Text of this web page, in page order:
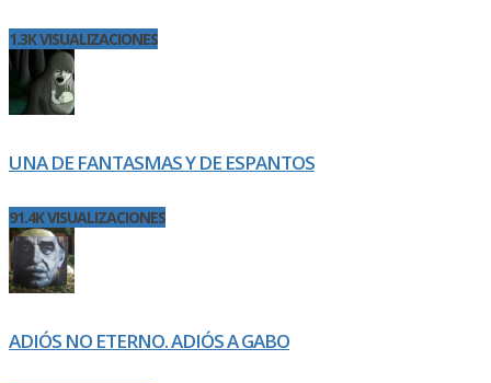
1.3K VISUALIZACIONES
UNA DE FANTASMAS Y DE ESPANTOS
91.4K VISUALIZACIONES
ADIÓS NO ETERNO. ADIÓS A GABO